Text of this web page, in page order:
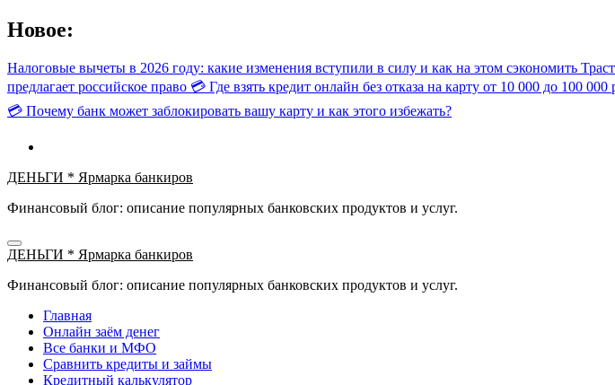
Перейти
к
Новое:
Налоговые вычеты в 2026 году: какие изменения вступили в силу и как на этом сэкономить
предлагает российское право 💳 Где взять кредит онлайн без отказа на карту от 10 000 до 100
💳 Почему банк может заблокировать вашу карту и как этого избежать?
ДЕНЬГИ * Ярмарка банкиров
Финансовый блог: описание популярных банковских продуктов и услуг.
ДЕНЬГИ * Ярмарка банкиров
Финансовый блог: описание популярных банковских продуктов и услуг.
Главная
Онлайн заём денег
Все банки и МФО
Сравнить кредиты и займы
Кредитный калькулятор